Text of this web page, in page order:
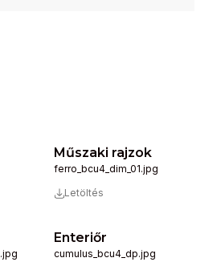
Műszaki rajzok
ferro_bcu4_dim_01.jpg
Letöltés
Enteriőr
cumulus_bcu4_dp.jpg